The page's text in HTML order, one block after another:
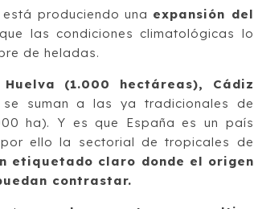
produciendo una expansión del
las condiciones climatológicas lo
de heladas.
(1.000 hectáreas), Cádiz
se suman a las ya tradicionales de
ha). Y es que España es un país
ello la sectorial de tropicales de
etiquetado claro donde el origen
contrastar.